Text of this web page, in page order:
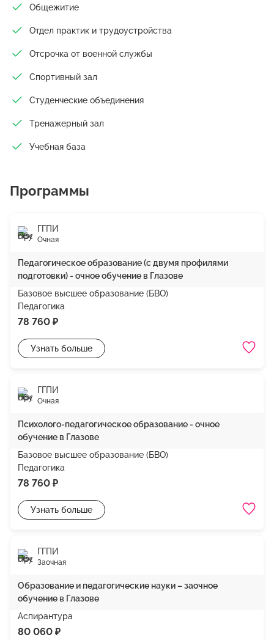
Общежитие
Отдел практик и трудоустройства
Отсрочка от военной службы
Спортивный зал
Студенческие объединения
Тренажерный зал
Учебная база
Программы
ГГПИ
Очная
Педагогическое образование (с двумя профилями
подготовки) - очное обучение в Глазове
Базовое высшее образование (БВО)
Педагогика
78 760 ₽
Узнать больше
ГГПИ
Очная
Психолого-педагогическое образование - очное
обучение в Глазове
Базовое высшее образование (БВО)
Педагогика
78 760 ₽
Узнать больше
ГГПИ
Заочная
Образование и педагогические науки – заочное
обучение в Глазове
Аспирантура
80 060 ₽